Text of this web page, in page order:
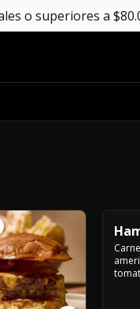
o superiores a